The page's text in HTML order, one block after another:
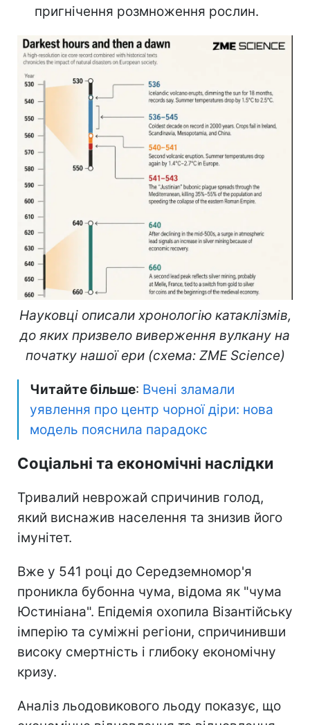
пригнічення розмноження рослин.
Науковці описали хронологію катаклізмів,
до яких призвело виверження вулкану на
початку нашої ери (схема: ZME Science)
Читайте більше: Вчені зламали
уявлення про центр чорної діри: нова
модель пояснила парадокс
Соціальні та економічні наслідки
Тривалий неврожай спричинив голод,
який виснажив населення та знизив його
імунітет.
Вже у 541 році до Середземномор'я
проникла бубонна чума, відома як "чума
Юстиніана". Епідемія охопила Візантійську
імперію та суміжні регіони, спричинивши
високу смертність і глибоку економічну
кризу.
Аналіз льодовикового льоду показує, що